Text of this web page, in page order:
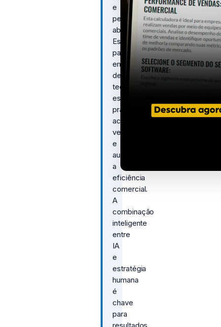
e
personalizar
abordagens.
Essenciais
para
empresas
de
tecnologia,
essas
práticas
aceleram
vendas
e
aumentam
a
eficiência
comercial.
A
combinação
inteligente
entre
IA
e
estratégia
humana
é
chave
para